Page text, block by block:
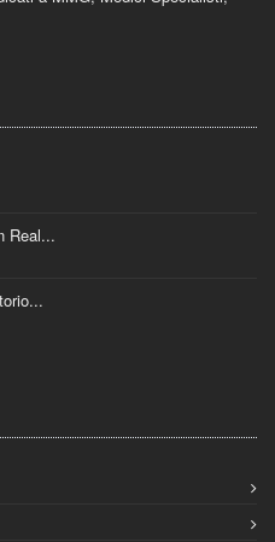
Real...